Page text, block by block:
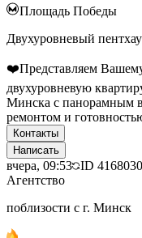
Площадь Победы
Двухуровневый
❤️Представляем
двухуровневую
Минска с панорамным
ремонтом и
Контакты
Написать
вчера, 09:53 ID 4168030
Агентство
поблизости с г. Минск